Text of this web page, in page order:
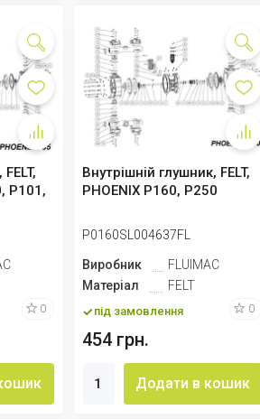
P101,
0
Внутрішній глушник, FELT,
PHOENIX P160, P250
P0160SL004637FL
Виробник
FLUIMAC
Матеріал
FELT
під замовлення 0
454 грн.
Додати в кошик